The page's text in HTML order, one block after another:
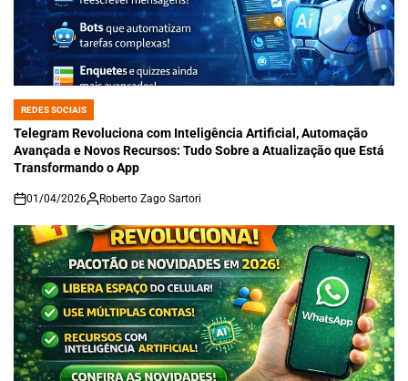
POSTED
IN
REDES SOCIAIS
Telegram Revoluciona com Inteligência Artificial, Automação
Avançada e Novos Recursos: Tudo Sobre a Atualização que Está
Transformando o App
on
01/04/2026 Roberto Zago Sartori